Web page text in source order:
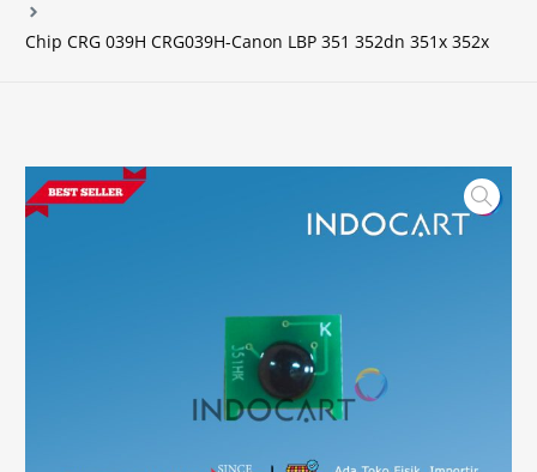
Chip CRG 039H CRG039H-Canon LBP 351 352dn 351x 352x